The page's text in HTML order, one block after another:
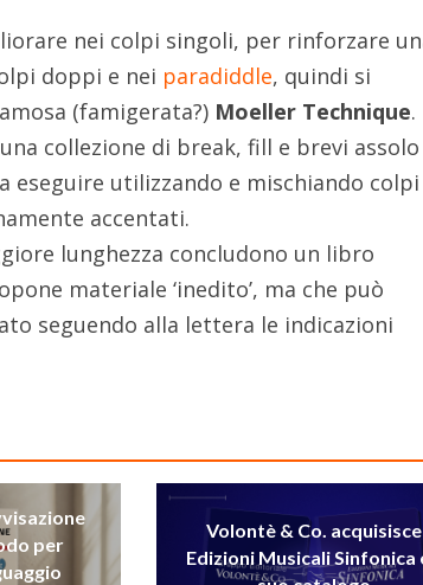
nei colpi singoli, per rinforzare
doppi e nei paradiddle, quindi si
(famigerata?) Moeller Technique.
collezione di break, fill e brevi assolo
utilizzando e mischiando colpi
accentati.
lunghezza concludono un libro
materiale ‘inedito’, ma che può
seguendo alla lettera le indicazioni
per
Volontè & Co. acquisisce
Edizioni Musicali Sinfonica